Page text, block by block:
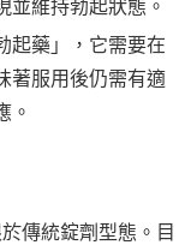
並維持勃起狀態。
起藥」，它需要在
著服用後仍需有適
。
傳統錠劑型態。目